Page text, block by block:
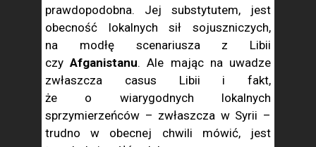
prawdopodobna. Jej substytutem, jest
obecność lokalnych sił sojuszniczych,
na modłę scenariusza z Libii
czyAfganistanu. Ale mając na uwadze
zwłaszcza casus Libii i fakt,
że o wiarygodnych lokalnych
sprzymierzeńców – zwłaszcza w Syrii –
trudno w obecnej chwili mówić, jest